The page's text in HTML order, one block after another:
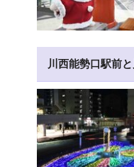
川西能勢口駅前